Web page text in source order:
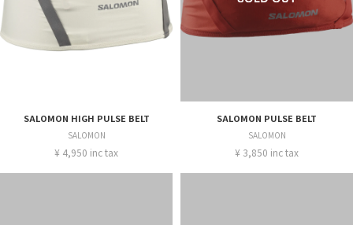
SALOMON HIGH PULSE BELT
SALOMON
¥ 4,950 inc tax
SALOMON PULSE BELT
SALOMON
¥ 3,850 inc tax